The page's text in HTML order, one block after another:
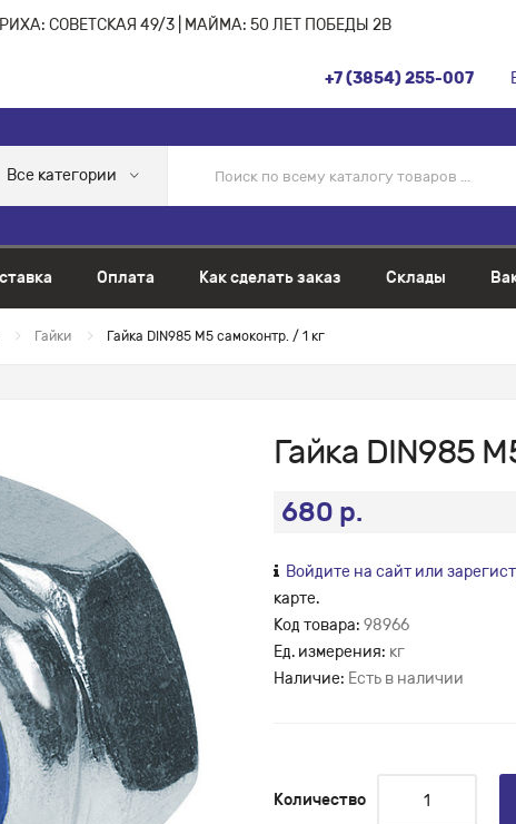
СОВЕТСКАЯ 49/3 | МАЙМА: 50 ЛЕТ ПОБЕДЫ 2В
+7 (3854) 255-007
Все категории
Оплата Как сделать заказ Склады
Гайки Гайка DIN985 М5 самоконтр. / 1 кг
Гайка DIN985
680 р.
Войдите на сайт или
карте.
Код товара: 98966
Ед. измерения: кг
Наличие: Есть в наличии
Количество